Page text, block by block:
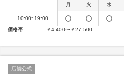
月 火 水
10:00~19:00
価格帯
￥4,400〜￥27,500
店舗公式